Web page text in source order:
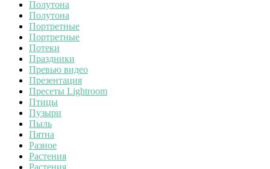
Полутона
Полутона
Портретные
Портретные
Потеки
Праздники
Превью видео
Презентация
Пресеты Lightroom
Птицы
Пузыри
Пыль
Пятна
Разное
Растения
Растения